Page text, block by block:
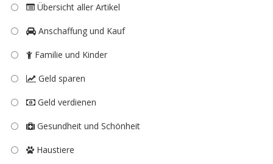
Übersicht aller Artikel
Anschaffung und Kauf
Familie und Kinder
Geld sparen
Geld verdienen
Gesundheit und Schönheit
Haustiere